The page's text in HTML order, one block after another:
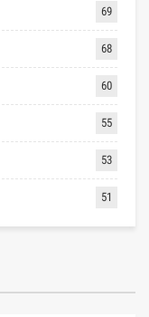
69
68
60
55
53
51